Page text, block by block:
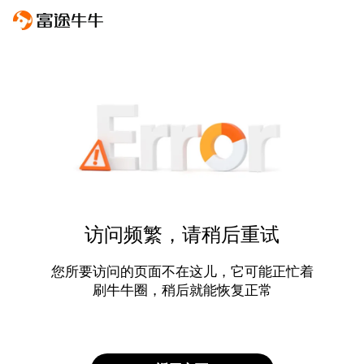
访问频繁，请稍后重试
您所要访问的页面不在这儿，它可能正忙着
刷牛牛圈，稍后就能恢复正常